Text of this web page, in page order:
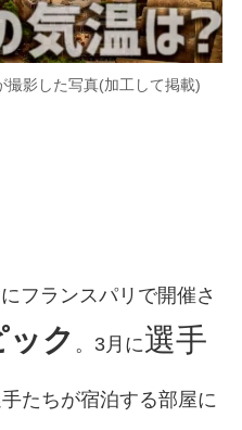
撮影した写真(加工して掲載)
フランスパリで開催さ
ク 。3月に選手
たちが宿泊する部屋に